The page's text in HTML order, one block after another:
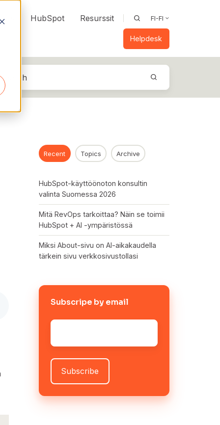
HubSpot Resurssit FI-FI
Helpdesk
Recent Topics Archive
HubSpot-käyttöönoton konsultin
valinta Suomessa 2026
Mitä RevOps tarkoittaa? Näin se toimii
HubSpot + AI -ympäristössä
Miksi About-sivu on AI-aikakaudella
tärkein sivu verkkosivustollasi
Subscripe by email
Sähköposti